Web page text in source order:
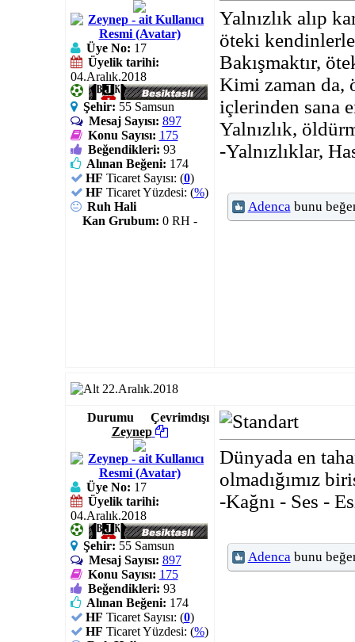
Üye No: 17
Üyelik tarihi:
04.Aralık.2018
Şehir: 55 Samsun
Mesaj Sayısı: 897
Konu Sayısı: 175
Beğendikleri: 93
Alınan Beğeni: 174
HF Ticaret Sayısı: (0)
HF Ticaret Yüzdesi: (%)
Ruh Hali
Kan Grubum: 0 RH -
Yalnızlık alıp
öteki
Bakışmaktır,
Kimi zaman da,
içlerinden sana
Yalnızlık,
-Yalnızlıklar,
Adencabunu
22.Aralık.2018
Durumu
Çevrimdışı
Zeynep
Üye No: 17
Üyelik tarihi:
04.Aralık.2018
Şehir: 55 Samsun
Mesaj Sayısı: 897
Konu Sayısı: 175
Beğendikleri: 93
Alınan Beğeni: 174
HF Ticaret Sayısı: (0)
HF Ticaret Yüzdesi: (%)
Dünyada en
olmadığımız
-Kağnı - Ses -
Adencabunu